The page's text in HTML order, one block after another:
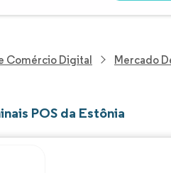
Comércio Digital Mercado
POS da Estônia